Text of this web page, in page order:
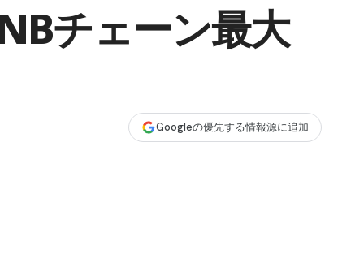
チェーン最大
Googleの優先する情報源に追加